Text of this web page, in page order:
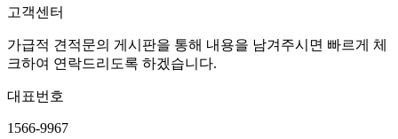
고객센터
가급적 견적문의 게시판을 통해 내용을 남겨주시면 빠르게 체
크하여 연락드리도록 하겠습니다.
대표번호
1566-9967